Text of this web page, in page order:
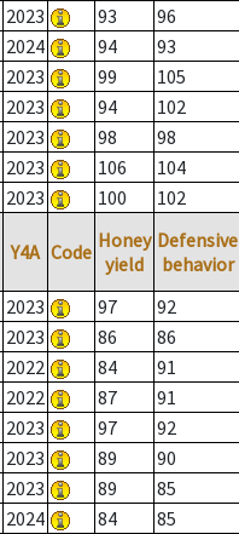
2023 93 96
2024 94 93
2023 99 105
2023 94 102
2023 98 98
2023 106 104
2023 100 102
Y4A Code Honey
yield
Defensive
behavior
2023 97 92
2023 86 86
2022 84 91
2022 87 91
2023 97 92
2023 89 90
2023 89 85
2024 84 85